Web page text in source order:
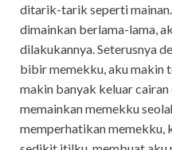
ditarik-tarik seperti
dimainkan berlama-lama,
dilakukannya. Seterusnya
bibir memekku, aku makin
makin banyak keluar
memainkan memekku
memperhatikan memekku,